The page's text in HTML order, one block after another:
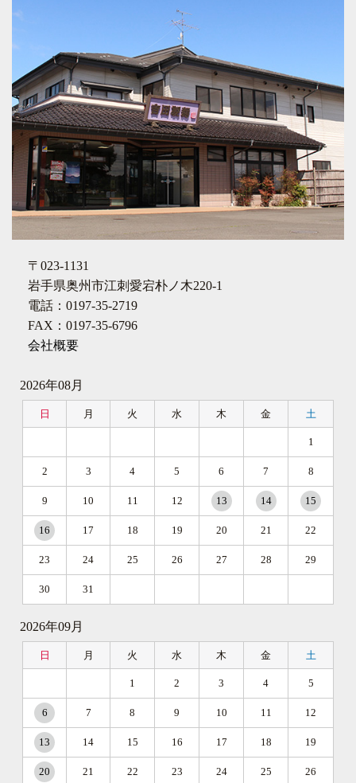
〒023-1131
岩手県奥州市江刺愛宕朴ノ木220-1
電話：0197-35-2719
FAX：0197-35-6796
会社概要
2026年08月
日 月 火 水 木 金 土
1
2 3 4 5 6 7 8
9 10 11 12 13 14 15
16 17 18 19 20 21 22
23 24 25 26 27 28 29
30 31
2026年09月
日 月 火 水 木 金 土
1 2 3 4 5
6 7 8 9 10 11 12
13 14 15 16 17 18 19
20 21 22 23 24 25 26